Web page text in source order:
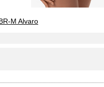
M Alvaro